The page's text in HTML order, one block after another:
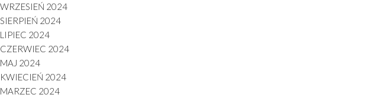
WRZESIEŃ 2024
SIERPIEŃ 2024
LIPIEC 2024
CZERWIEC 2024
MAJ 2024
KWIECIEŃ 2024
MARZEC 2024